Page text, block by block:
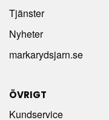
Tjänster
Nyheter
markarydsjarn.se
ÖVRIGT
Kundservice